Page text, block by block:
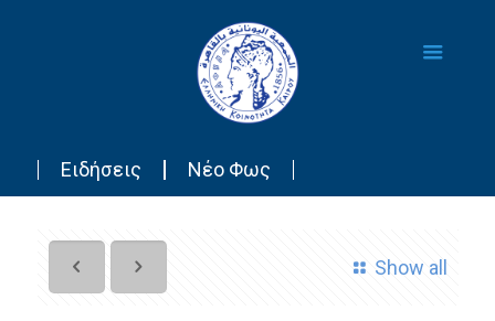
Ειδήσεις Νέο Φως
Show all